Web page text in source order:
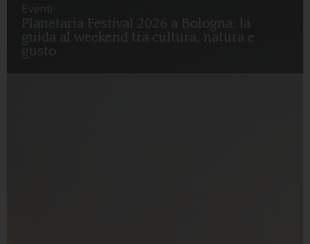
Eventi
Planetaria Festival 2026 a Bologna: la
guida al weekend tra cultura, natura e
gusto